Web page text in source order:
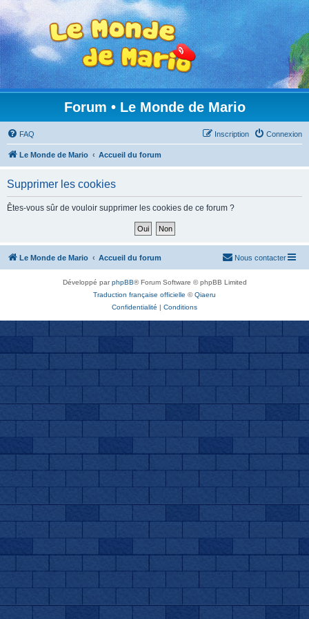
Forum • Le Monde de Mario
FAQ Connexion
Inscription
Le Monde de Mario Accueil du forum
Supprimer les cookies
Êtes-vous sûr de vouloir supprimer les cookies de ce forum ?
Le Monde de Mario Accueil du forum Nous contacter
Développé parphpBB® Forum Software © phpBB Limited
Traduction française officielle ©Qiaeru
Confidentialité | Conditions